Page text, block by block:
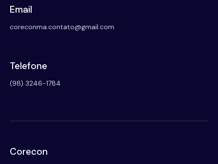
Email
coreconma.contato@gmail.com
Telefone
(98) 3246-1784
Corecon